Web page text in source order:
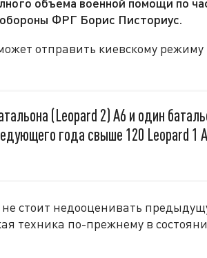
ФРГ Борис Писториус.
отправить киевскому режиму
(Leopard 2) A6 и один
года свыше 120 Leopard 1
стоит недооценивать
техника по-прежнему в